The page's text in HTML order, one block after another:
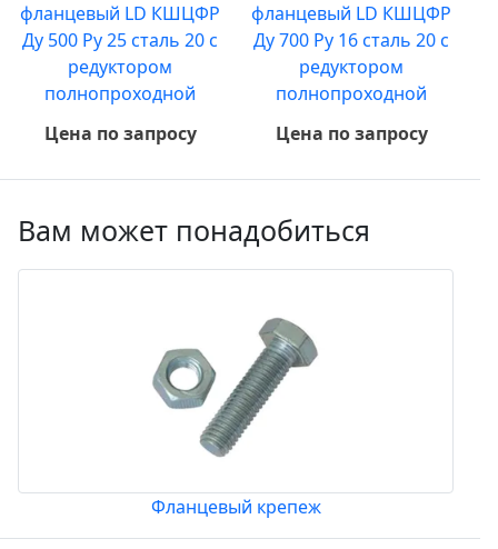
фланцевый LD КШЦФР
Ду 500 Ру 25 сталь 20 с
редуктором
полнопроходной
Цена по запросу
фланцевый LD КШЦФР
Ду 700 Ру 16 сталь 20 с
редуктором
полнопроходной
Цена по запросу
Вам может понадобиться
Фланцевый крепеж